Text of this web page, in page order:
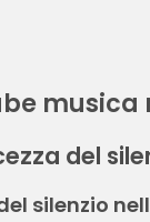
del
silenzio